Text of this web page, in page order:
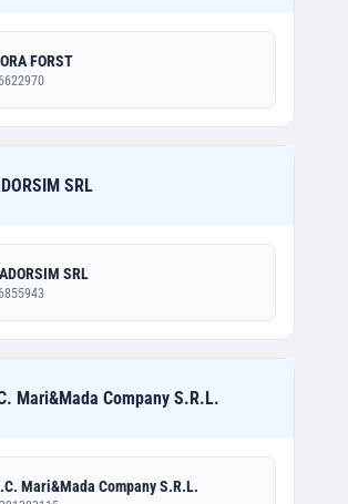
FORST
SRL
SRL
Mari&Mada Company S.R.L.
Mari&Mada Company S.R.L.